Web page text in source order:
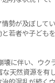
勢が及ぼして
若者や子ども
壊に伴い、ウク
な天然資源を有